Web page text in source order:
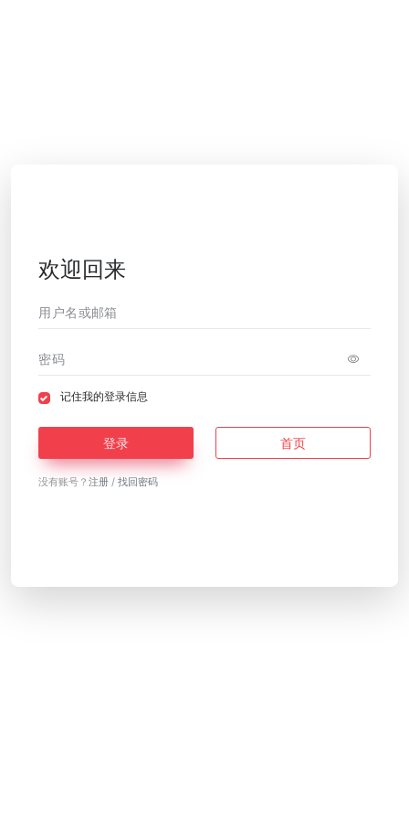
欢迎回来
记住我的登录信息
登录 首页
没有账号？注册 /找回密码